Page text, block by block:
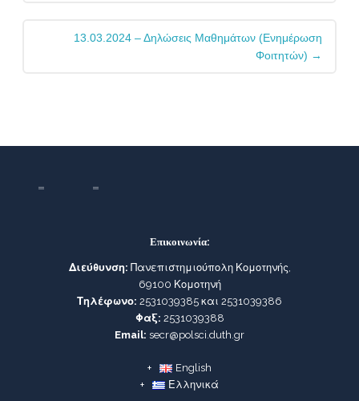
13.03.2024 – Δηλώσεις Μαθημάτων (ενημέρωση
Φοιτητών) →
Επικοινωνία:
Διεύθυνση: Πανεπιστημιούπολη Κομοτηνής,
69100 Κομοτηνή
Τηλέφωνο: 2531039385 και 2531039386
Φαξ: 2531039388
Email: secr@polsci.duth.gr
English
Ελληνικά